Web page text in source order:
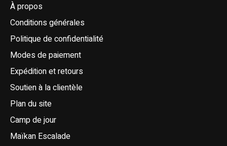
À propos
Conditions générales
Politique de confidentialité
Modes de paiement
Expédition et retours
Soutien à la clientèle
Plan du site
Camp de jour
Maïkan Escalade